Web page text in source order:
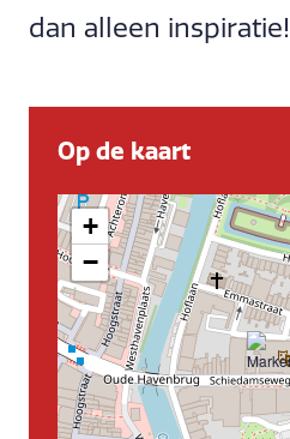
dan alleen inspiratie!
Op de kaart
+
−